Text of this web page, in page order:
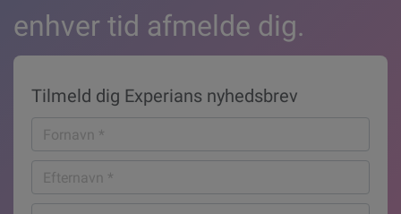
enhver tid afmelde dig.
Tilmeld dig Experians nyhedsbrev
Fornavn
*
Efternavn
*